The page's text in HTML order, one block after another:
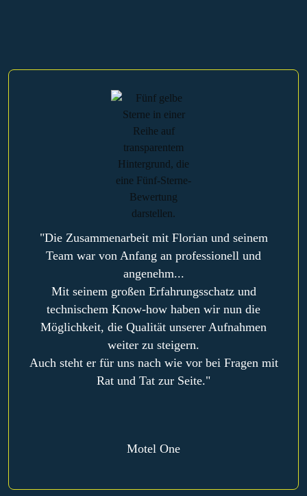
"Die Zusammenarbeit mit Florian und seinem
Team war von Anfang an professionell und
angenehm...
Mit seinem großen Erfahrungsschatz und
technischem Know-how haben wir nun die
Möglichkeit, die Qualität unserer Aufnahmen
weiter zu steigern.
Auch steht er für uns nach wie vor bei Fragen mit
Rat und Tat zur Seite."
Motel One